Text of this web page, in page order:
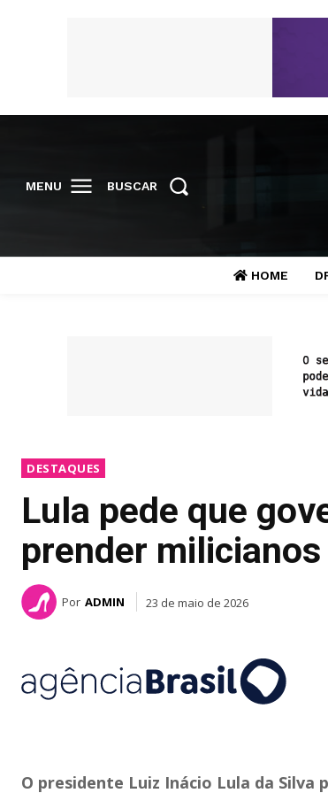
MENU BUSCAR
HOME
DESTAQUES
Lula pede que
prender milicianos
Por ADMIN 23 de maio de 2026
O presidente Luiz Inácio Lula da Silva